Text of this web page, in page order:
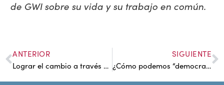
de GWI sobre su vida y su trabajo en común.
ANTERIOR
Lograr el cambio a través de pequeñas acciones
SIGUIENTE
¿Cómo podemos “democratizar la riqueza”? Con un fondo.